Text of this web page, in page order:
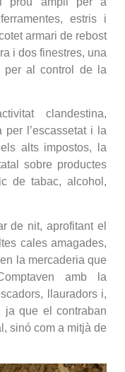
estris i
armari de rebost
i dos finestres, una
per al control de la
clandestina,
per l’escassetat i la
alts impostos, la
sobre productes
de tabac, alcohol,
de nit, aprofitant el
cales amagades,
la mercaderia que
amb la
llauradors i,
ja que el contraban
sinó com a mitjà de